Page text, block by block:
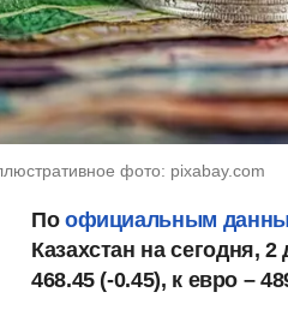
фото: pixabay.com
По официальным
Казахстан на сегодня, 2
468.45 (-0.45), к евро –